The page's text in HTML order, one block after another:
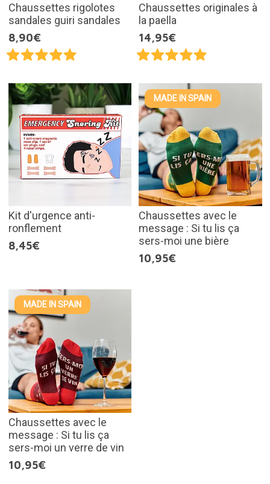
Chaussettes rigolotes
sandales guiri sandales
8,90€
Chaussettes originales à
la paella
14,95€
Kit d'urgence anti-
ronflement
8,45€
MADE IN SPAIN
Chaussettes avec le
message : Si tu lis ça
sers-moi une bière
10,95€
MADE IN SPAIN
Chaussettes avec le
message : Si tu lis ça
sers-moi un verre de vin
10,95€